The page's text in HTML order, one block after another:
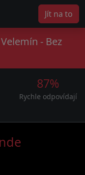
Jít na to
- Bez
87%
Rychle odpovídají